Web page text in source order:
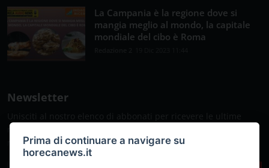
La Campania è la regione dove si
mangia meglio al mondo, la capitale
mondiale del cibo è Roma
Newsletter
notizie, gli aggiornamenti e le offerte speciali direttamente
nella tua casella di posta
Prima di continuare a navigare su
horecanews.it